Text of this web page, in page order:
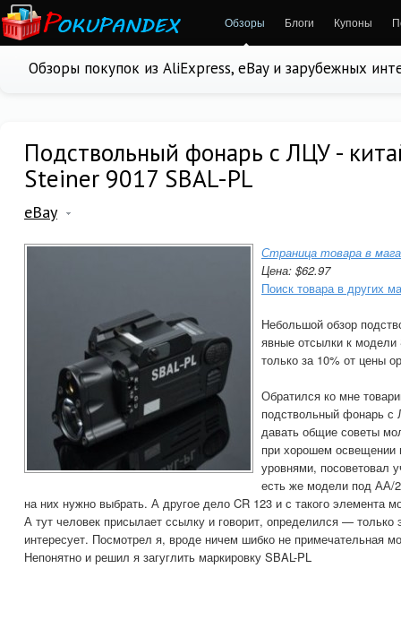
Обзоры Блоги Купоны
Обзоры покупок из AliExpress, eBay и зарубежных
Подствольный фонарь с ЛЦУ -
Steiner 9017 SBAL-PL
eBay
Страница товара в
Цена: $62.97
Поиск товара в других
Небольшой обзор
явные отсылки к модели
только за 10% от цены
Обратился ко мне
подствольный фонарь с
давать общие советы
при хорошем освещении
уровнями, посоветовал
есть же модели под АА/
на них нужно выбрать. А другое дело CR 123 и с такого
А тут человек присылает ссылку и говорит, определился — только
интересует. Посмотрел я, вроде ничем шибко не примечательная
Непонятно и решил я загуглить маркировку SBAL-PL